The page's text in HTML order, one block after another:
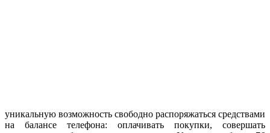
уникальную возможность свободно распоряжаться средствами
на балансе телефона: оплачивать покупки, совершать